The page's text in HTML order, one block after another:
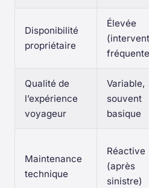
Disponibilité
propriétaire
Élevée
Qualité de
l’expérience
voyageur
Variable,
souvent
basique
Maintenance
technique
Réactive
(après
sinistre)